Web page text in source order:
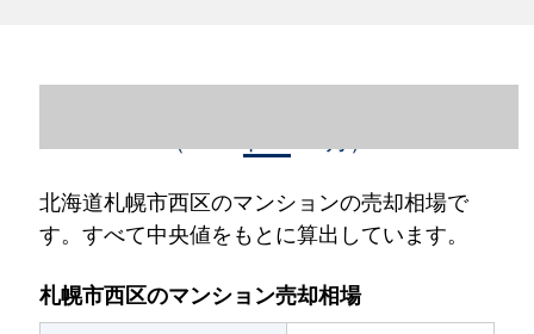
北海道札幌市西区のマンションの売却相場で
す。すべて中央値をもとに算出しています。
札幌市西区のマンション売却相場